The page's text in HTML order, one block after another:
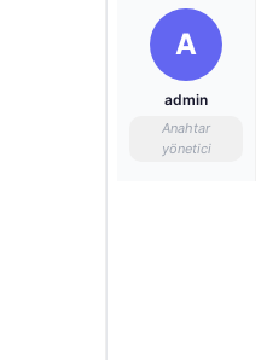
A
admin
Anahtar
yönetici